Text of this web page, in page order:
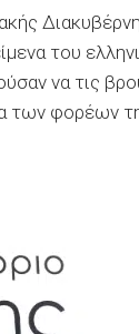
του
να τις
των φορέων